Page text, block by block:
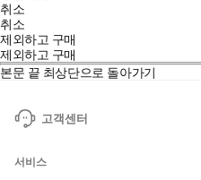
취소
취소
제외하고 구매
제외하고 구매
본문 끝 최상단으로 돌아가기
고객센터
서비스